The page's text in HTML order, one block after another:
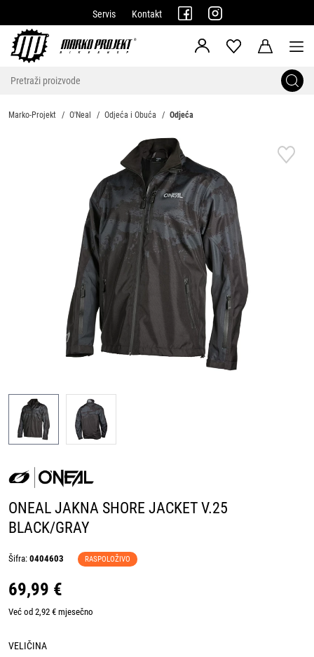
Servis Kontakt
Marko-Projekt O'Neal Odjeća i Obuća Odjeća
ONEAL JAKNA SHORE JACKET V.25
BLACK/GRAY
Šifra: 0404603 RASPOLOŽIVO
69,99 €
Već od 2,92 € mjesečno
VELIČINA